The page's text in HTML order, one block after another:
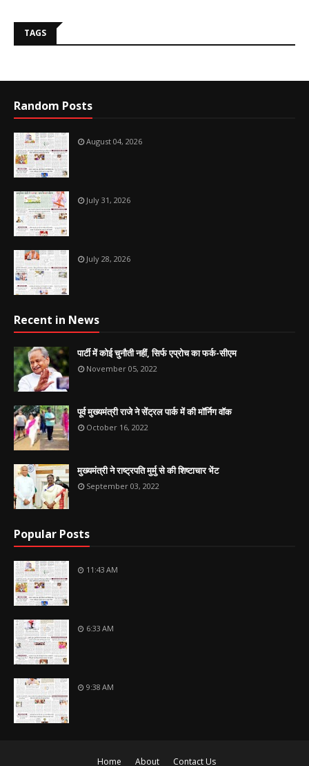
TAGS
Random Posts
August 04, 2026
July 31, 2026
July 28, 2026
Recent in News
पार्टी में कोई चुनौती नहीं, सिर्फ एप्रोच का फर्क-सीएम
November 05, 2022
पूर्व मुख्यमंत्री राजे ने सेंट्रल पार्क में की मॉर्निग वॉक
October 16, 2022
मुख्यमंत्री ने राष्ट्रपति मुर्मु से की शिष्टाचार भेंट
September 03, 2022
Popular Posts
11:43 AM
6:33 AM
9:38 AM
Home About Contact Us